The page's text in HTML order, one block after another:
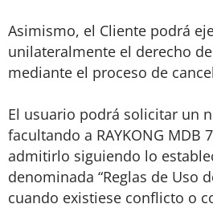
Asimismo, el Cliente podrá
unilateralmente el derecho
mediante el proceso de
El usuario podrá solicitar un
facultando a RAYKONG MDB
admitirlo siguiendo lo
denominada “Reglas de Uso
cuando existiese conflicto o